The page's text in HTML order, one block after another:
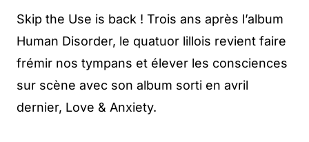
Skip the Use is back ! Trois ans après l’album
Human Disorder, le quatuor lillois revient faire
frémir nos tympans et élever les consciences
sur scène avec son album sorti en avril
dernier, Love & Anxiety.